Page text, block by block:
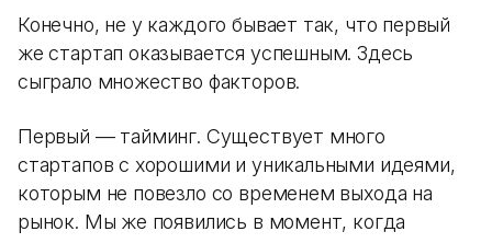
Конечно, не у каждого бывает так, что первый
же стартап оказывается успешным. Здесь
сыграло множество факторов.
Первый — тайминг. Существует много
стартапов с хорошими и уникальными идеями,
которым не повезло со временем выхода на
рынок. Мы же появились в момент, когда